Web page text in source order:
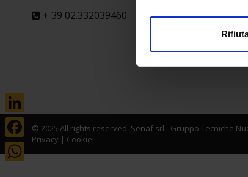
+ 39 02.332039460
© 2025 All rights reserved. Senaf srl - Gruppo Tecniche
Privacy | Cookie
LinkedIn
Facebook